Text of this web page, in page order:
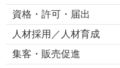
資格・許可・届出
人材採用／人材育成
集客・販売促進